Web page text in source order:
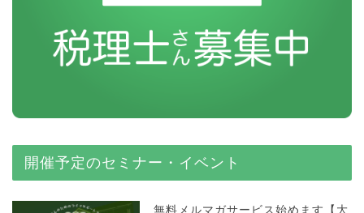
開催予定のセミナー・イベント
無料メルマガサービス始めます【大